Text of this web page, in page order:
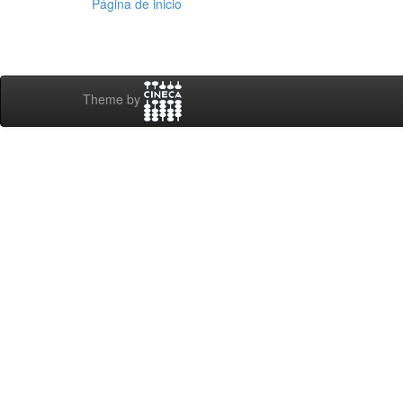
Página de inicio
Theme by